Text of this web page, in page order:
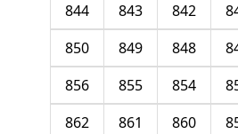
842
843
844
848
849
850
854
855
856
860
861
862